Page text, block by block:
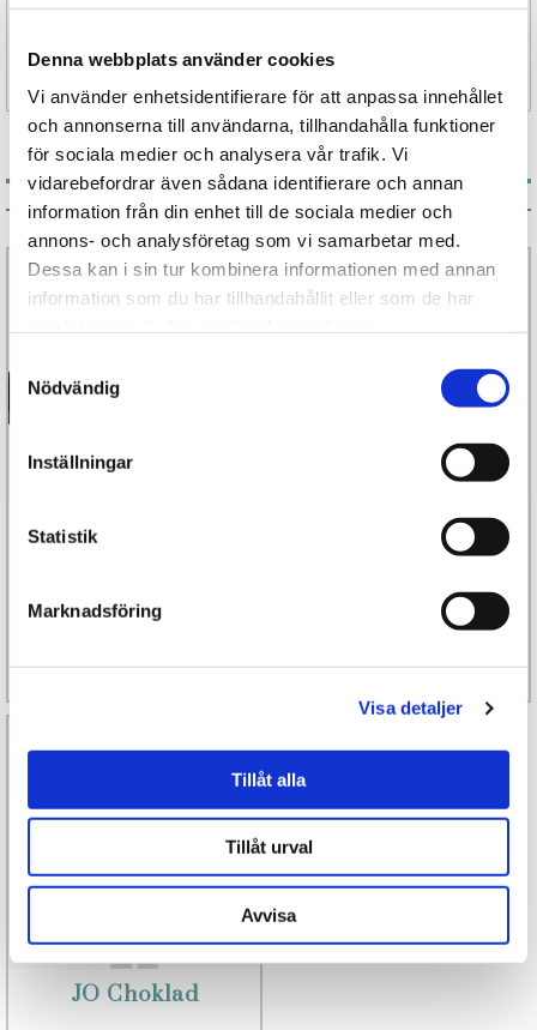
Denna webbplats använder cookies
Vi använder enhetsidentifierare för att anpassa innehållet
och annonserna till användarna, tillhandahålla funktioner
för sociala medier och analysera vår trafik. Vi
vidarebefordrar även sådana identifierare och annan
information från din enhet till de sociala medier och
annons- och analysföretag som vi samarbetar med.
Dessa kan i sin tur kombinera informationen med annan
information som du har tillhandahållit eller som de har
Nödvändig
Inställningar
Statistik
Marknadsföring
Visa detaljer
Tillåt alla
Tillåt urval
Avvisa
Specifikation
Associerade produkter
Shhh Ögonbindel
Köp
Läs mer
JO Vattenmelon
Finns fler alternativ
Köp
Läs mer
JO Choklad